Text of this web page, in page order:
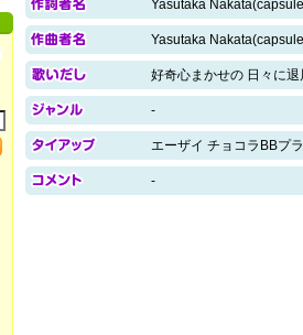
Yasutaka
Yasutaka
好奇心まかせの 日々に退
-
エーザイ チョコラBBプ
-